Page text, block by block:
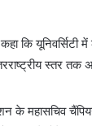
कि यूनिवर्सिटी
स्तर तक
के महासचिव